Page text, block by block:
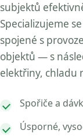
subjektů
Specializujeme
spojené s
objektů — s
elektřiny, chladu
Spořiče a
Úsporné,